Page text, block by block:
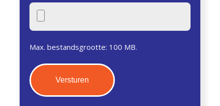
Max. bestandsgrootte: 100 MB.